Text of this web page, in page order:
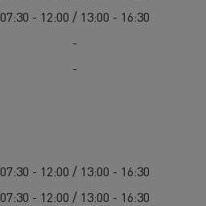
07:30 - 12:00 / 13:00 - 16:30
-
-
07:30 - 12:00 / 13:00 - 16:30
07:30 - 12:00 / 13:00 - 16:30